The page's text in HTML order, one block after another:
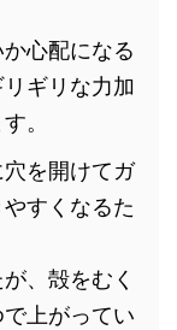
心配になる
ギリな力加
。
を開けてガ
すくなるた
、殻をむく
上がってい